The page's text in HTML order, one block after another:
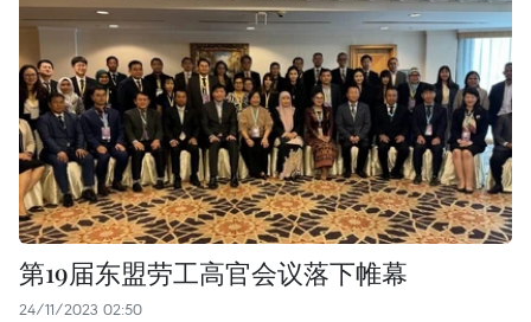
第19届东盟劳工高官会议落下帷幕
24/11/2023 02:50